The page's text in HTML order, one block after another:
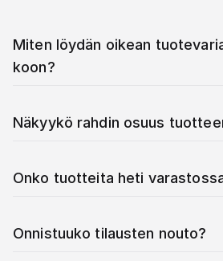
Miten löydän oikean
koon?
Näkyykö rahdin osuus
Onko tuotteita heti
Onnistuuko tilausten nouto?